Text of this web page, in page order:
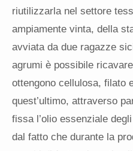
riutilizzarla nel settore
ampiamente vinta, della
avviata da due ragazze
agrumi è possibile
ottengono cellulosa, filato
quest’ultimo, attraverso
fissa l’olio essenziale
dal fatto che durante la